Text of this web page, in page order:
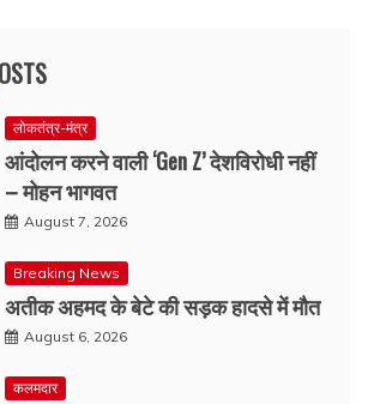
लोकतंत्र-मंत्र
आंदोलन करने वाली ‘Gen Z’ देशविरोधी नहीं
– मोहन भागवत
August 7, 2026
Breaking News
अतीक अहमद के बेटे की सड़क हादसे में मौत
August 6, 2026
कलमदार